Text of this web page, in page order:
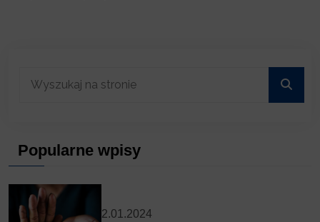
Popularne wpisy
2.01.2024